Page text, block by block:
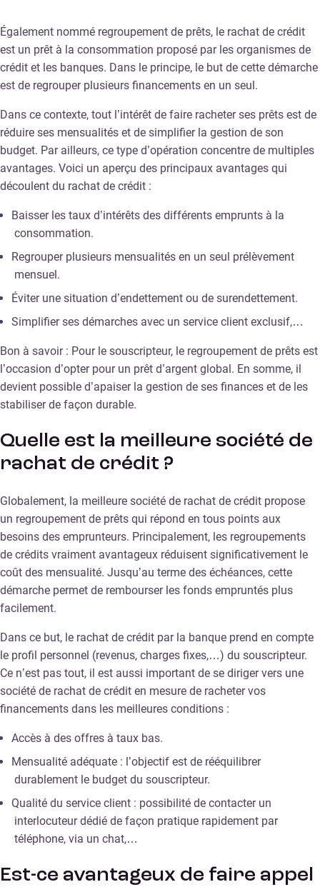
Également nommé regroupement de prêts, le rachat de crédit
est un prêt à la consommation proposé par les organismes de
crédit et les banques. Dans le principe, le but de cette démarche
est de regrouper plusieurs financements en un seul.
Dans ce contexte, tout l’intérêt de faire racheter ses prêts est de
réduire ses mensualités et de simplifier la gestion de son
budget. Par ailleurs, ce type d’opération concentre de multiples
avantages. Voici un aperçu des principaux avantages qui
découlent du rachat de crédit :
Baisser les taux d’intérêts des différents emprunts à la
consommation.
Regrouper plusieurs mensualités en un seul prélèvement
mensuel.
Éviter une situation d’endettement ou de surendettement.
Simplifier ses démarches avec un service client exclusif,…​
Bon à savoir : Pour le souscripteur, le regroupement de prêts est
l’occasion d’opter pour un prêt d’argent global. En somme, il
devient possible d’apaiser la gestion de ses finances et de les
stabiliser de façon durable.
Quelle est la meilleure société de
rachat de crédit ?
Globalement, la meilleure société de rachat de crédit propose
un regroupement de prêts qui répond en tous points aux
besoins des emprunteurs. Principalement, les regroupements
de crédits vraiment avantageux réduisent significativement le
coût des mensualité. Jusqu’au terme des échéances, cette
démarche permet de rembourser les fonds empruntés plus
facilement.
Dans ce but, le rachat de crédit par la banque prend en compte
le profil personnel (revenus, charges fixes,…) du souscripteur.
Ce n’est pas tout, il est aussi important de se diriger vers une
société de rachat de crédit en mesure de racheter vos
financements dans les meilleures conditions :
Accès à des offres à taux bas.
Mensualité adéquate : l’objectif est de rééquilibrer
durablement le budget du souscripteur.
Qualité du service client : possibilité de contacter un
interlocuteur dédié de façon pratique rapidement par
téléphone, via un chat,…
Est-ce avantageux de faire appel